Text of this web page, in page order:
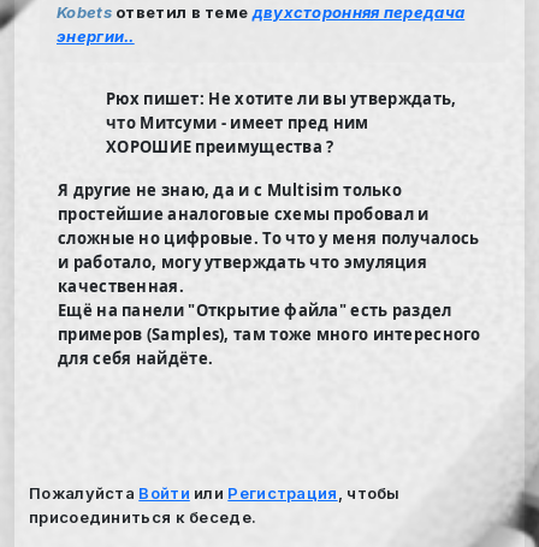
Kobetsответил в теме двухсторонняя передача
энергии..
Рюх пишет: Не хотите ли вы утверждать,
что Митсуми - имеет пред ним
ХОРОШИЕ преимущества ?
Я другие не знаю, да и с Multisim только
простейшие аналоговые схемы пробовал и
сложные но цифровые. То что у меня получалось
и работало, могу утверждать что эмуляция
качественная.
Ещё на панели "Открытие файла" есть раздел
примеров (Samples), там тоже много интересного
для себя найдёте.
Пожалуйста Войти или Регистрация
, чтобы
присоединиться к беседе.